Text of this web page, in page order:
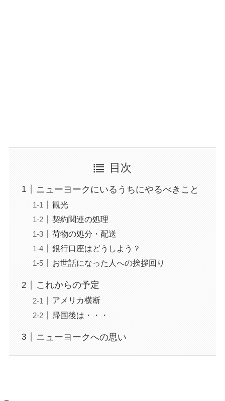
目次
ニューヨークにいるうちにやるべきこと
観光
契約関連の処理
荷物の処分・配送
銀行口座はどうしよう？
お世話になった人への挨拶回り
これからの予定
アメリカ横断
帰国後は・・・
ニューヨークへの思い